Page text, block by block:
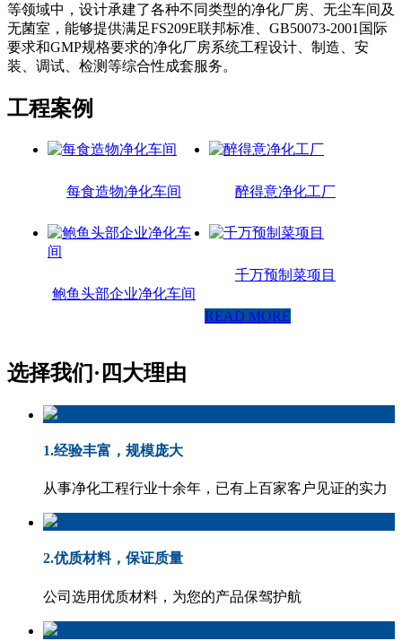
等领域中，设计承建了各种不同类型的净化厂房、无尘车间及
无菌室，能够提供满足FS209E联邦标准、GB50073-2001国际
要求和GMP规格要求的净化厂房系统工程设计、制造、安
装、调试、检测等综合性成套服务。
工程案例
每食造物净化车间 醉得意净化工厂
鲍鱼头部企业净化车间
千万预制菜项目
READ MORE
选择我们· 四大理由
1.经验丰富，规模庞大
从事净化工程行业十余年，已有上百家客户见证的实力
2.优质材料，保证质量
公司选用优质材料，为您的产品保驾护航